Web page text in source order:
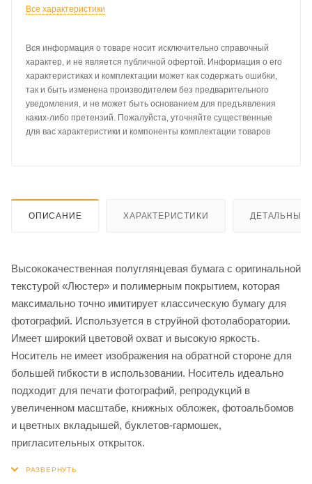
Все характеристики
Вся информация о товаре носит исключительно справочный
характер, и не является публичной офертой. Информация о его
характеристиках и комплектации может как содержать ошибки,
так и быть изменена производителем без предварительного
уведомления, и не может быть основанием для предъявления
каких-либо претензий. Пожалуйста, уточняйте существенные
для вас характеристики и компоненты комплектации товаров
ОПИСАНИЕ ХАРАКТЕРИСТИКИ ДЕТАЛЬНЫЕ
Высококачественная полуглянцевая бумага с оригинальной
текстурой «Люстер» и полимерным покрытием, которая
максимально точно имитирует классическую бумагу для
фотографий. Используется в струйной фотолаборатории.
Имеет широкий цветовой охват и высокую яркость.
Носитель не имеет изображения на обратной стороне для
большей гибкости в использовании. Носитель идеально
подходит для печати фотографий, репродукций в
увеличенном масштабе, книжных обложек, фотоальбомов
и цветных вкладышей, буклетов-гармошек,
пригласительных открыток.